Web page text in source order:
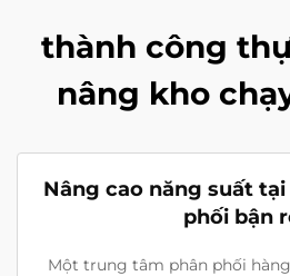
thành công
nâng kho
Nâng cao năng suất
phối bận
Một trung tâm phân phối